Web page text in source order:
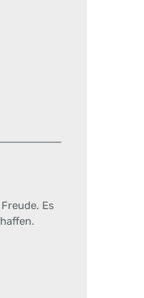
Es